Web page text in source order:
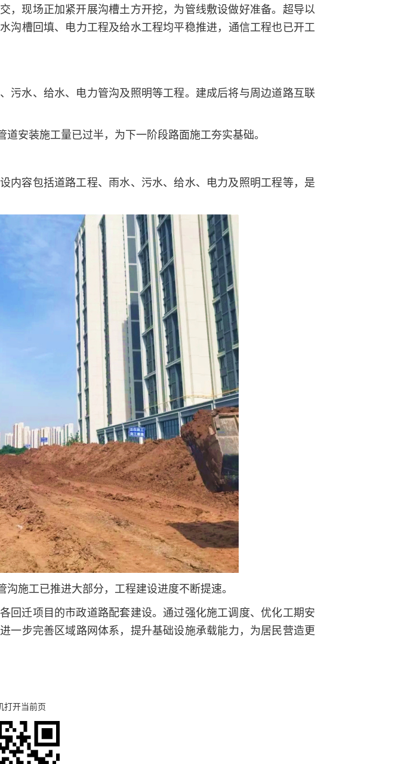
，现场正加紧开展沟槽土方开挖，为管线敷设做好准备。超导以
沟槽回填、电力工程及给水工程均平稳推进，通信工程也已开工
污水、给水、电力管沟及照明等工程。建成后将与周边道路互联
安装施工量已过半，为下一阶段路面施工夯实基础。
内容包括道路工程、雨水、污水、给水、电力及照明工程等，是
施工已推进大部分，工程建设进度不断提速。
回迁项目的市政道路配套建设。通过强化施工调度、优化工期安
一步完善区域路网体系，提升基础设施承载能力，为居民营造更
打开当前页